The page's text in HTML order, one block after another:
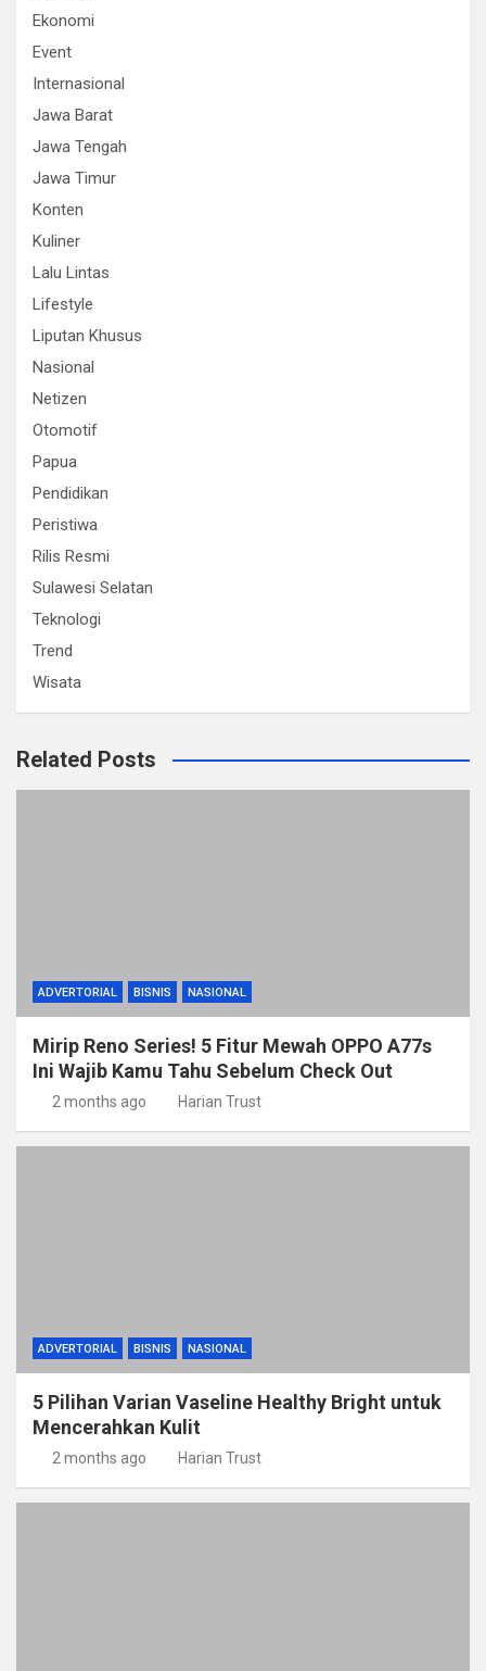
Ekonomi
Event
Internasional
Jawa Barat
Jawa Tengah
Jawa Timur
Konten
Kuliner
Lalu Lintas
Lifestyle
Liputan Khusus
Nasional
Netizen
Otomotif
Papua
Pendidikan
Peristiwa
Rilis Resmi
Sulawesi Selatan
Teknologi
Trend
Wisata
Related Posts
ADVERTORIAL BISNIS NASIONAL
Mirip Reno Series! 5 Fitur Mewah OPPO A77s
Ini Wajib Kamu Tahu Sebelum Check Out
2 months ago Harian Trust
ADVERTORIAL BISNIS NASIONAL
5 Pilihan Varian Vaseline Healthy Bright untuk
Mencerahkan Kulit
2 months ago Harian Trust